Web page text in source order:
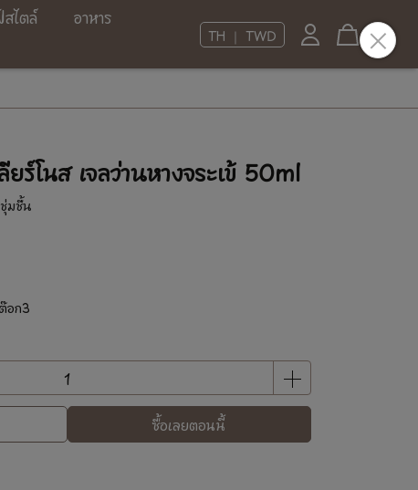
ไตล์
อาหาร
TH ｜ TWD
ร์โนส เจลว่านหางจระเข้ 50ml
มชื้น
อก3
ซื้อเลยตอนนี้